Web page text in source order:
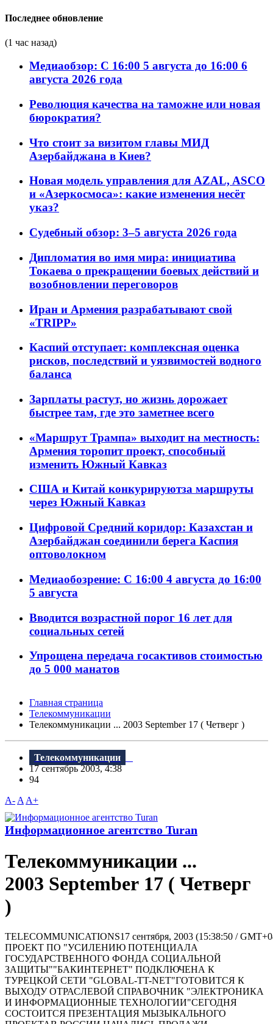
Последнее обновление
(1 час назад)
Медиаобзор: С 16:00 5 августа до 16:00 6
августа 2026 года
Революция качества на таможне или новая
бюрократия?
Что стоит за визитом главы МИД
Азербайджана в Киев?
Новая модель управления для AZAL, ASCO
и «Азеркосмоса»: какие изменения несёт
указ?
Судебный обзор: 3–5 августа 2026 года
Дипломатия во имя мира: инициатива
Токаева о прекращении боевых действий и
возобновлении переговоров
Иран и Армения разрабатывают свой
«TRIPP»
Каспий отступает: комплексная оценка
рисков, последствий и уязвимостей водного
баланса
Зарплаты растут, но жизнь дорожает
быстрее там, где это заметнее всего
«Маршрут Трампа» выходит на местность:
Армения торопит проект, способный
изменить Южный Кавказ
США и Китай конкурируютза маршруты
через Южный Кавказ
Цифровой Средний коридор: Казахстан и
Азербайджан соединили берега Каспия
оптоволокном
Медиаобозрение: С 16:00 4 августа до 16:00
5 августа
Вводится возрастной порог 16 лет для
социальных сетей
Упрощена передача госактивов стоимостью
до 5 000 манатов
Главная страница
Телекоммуникации
Телекоммуникации ... 2003 September 17 ( Четверг )
Телекоммуникации
17 сентябрь 2003, 4:38
94
A- A A+
Информационное агентство Turan
Телекоммуникации ...
2003 September 17 ( Четверг
)
TELECOMMUNICATIONS17 сентября, 2003 (15:38:50 /
ПРОЕКТ ПО "УСИЛЕНИЮ ПОТЕНЦИАЛА
ГОСУДАРСТВЕННОГО ФОНДА СОЦИАЛЬНОЙ
ЗАЩИТЫ""БАКИНТЕРНЕТ" ПОДКЛЮЧЕНА К
ТУРЕЦКОЙ СЕТИ "GLOBAL-TT-NET"ГОТОВИТСЯ К
ВЫХОДУ ОТРАСЛЕВОЙ СПРАВОЧНИК "ЭЛЕКТРОНИКА
И ИНФОРМАЦИОННЫЕ ТЕХНОЛОГИИ"СЕГОДНЯ
СОСТОИТСЯ ПРЕЗЕНТАЦИЯ МЫЗЫКАЛЬНОГО